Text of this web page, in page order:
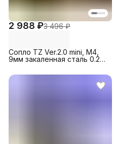
2 988 ₽3 496 ₽
Сопло TZ Ver.2.0 mini, M4,
9мм закаленная сталь 0.2
Bambu Lab A1/A1
mini/P2S/H2D/H2C/H2S